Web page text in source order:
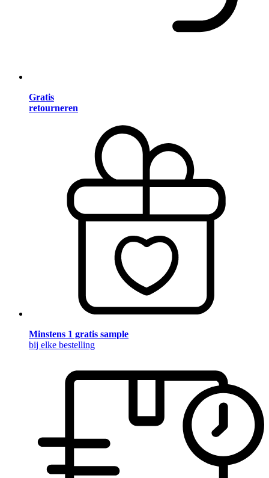
Gratis
retourneren
Minstens 1 gratis sample
bij elke bestelling